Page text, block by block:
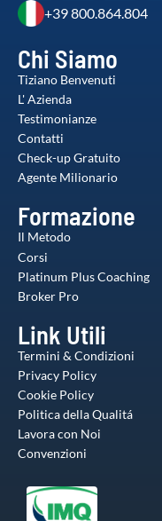
+39 800.864.804
Chi Siamo
Tiziano Benvenuti
L' Azienda
Testimonianze
Contatti
Check-up Gratuito
Agente Milionario
Formazione
Il Metodo
Corsi
Platinum Plus Coaching
Broker Pro
Link Utili
Termini & Condizioni
Privacy Policy
Cookie Policy
Politica della Qualitá
Lavora con Noi
Convenzioni